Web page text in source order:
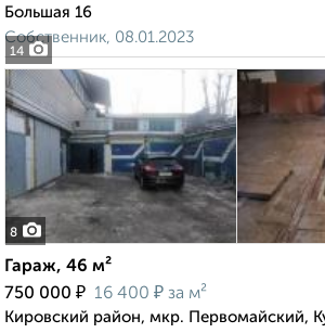
14
Большая 16
Собственник, 08.01.2023
8
Гараж, 46 м²
750 000 ₽ 16 400 ₽ за м²
Кировский район, мкр. Первомайский,